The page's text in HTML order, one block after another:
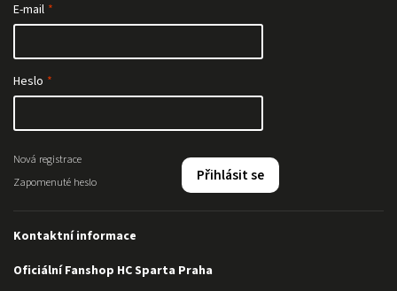
E-mail
Heslo
Přihlásit se
Nová registrace
Zapomenuté heslo
Kontaktní informace
Oficiální Fanshop HC Sparta Praha